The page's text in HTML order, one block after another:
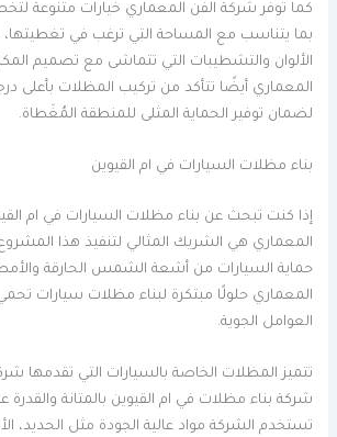
كما توفر شركة الفن المعماري خيارات
بما يتناسب مع المساحة التي ترغب في تغطيتها،
الألوان والتشطيبات التي تتماشى مع تصميم
المعماري أيضًا تتأكد من تركيب المظلات بأعلى
لضمان توفير الحماية المثلى للمنطقة المُغَطاة.
بناء مظلات السيارات في ام القيوين
إذا كنت تبحث عن بناء مظلات السيارات في ام
المعماري هي الشريك المثالي لتنفيذ هذا
حماية السيارات من أشعة الشمس الحارقة
المعماري حلولًا مبتكرة لبناء مظلات سيارات
العوامل الجوية.
تتميز المظلات الخاصة بالسيارات التي تقدمها
شركة بناء مظلات في ام القيوين بالمتانة
تستخدم الشركة مواد عالية الجودة مثل الحديد،